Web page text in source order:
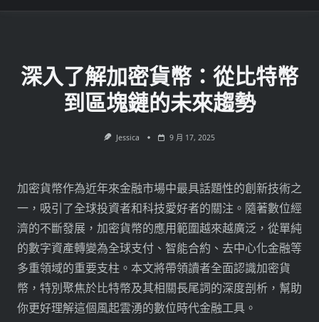
深入了解加密貨幣：從比特幣
到區塊鏈的未來趨勢
Jessica 9 月 17, 2025
加密貨幣作為近年來金融市場中最具話題性的創新技術之
一，吸引了全球投資者和科技愛好者的關注。隨著數位經
濟的不斷發展，加密貨幣的應用範圍越來越廣泛，從單純
的數字資產轉變為全球支付、智能合約、去中心化金融等
多重領域的重要支柱。本文將帶領讀者全面認識加密貨
幣，特別聚焦於比特幣及其相關長尾詞的深度剖析，幫助
你更好理解這個風起雲湧的數位時代金融工具。